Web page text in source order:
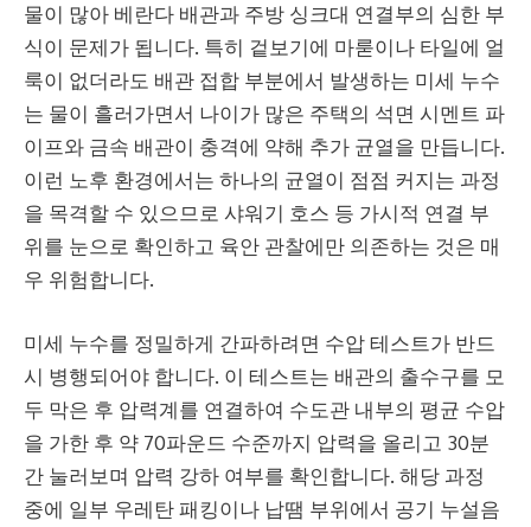
물이 많아 베란다 배관과 주방 싱크대 연결부의 심한 부
식이 문제가 됩니다. 특히 겉보기에 마룯이나 타일에 얼
룩이 없더라도 배관 접합 부분에서 발생하는 미세 누수
는 물이 흘러가면서 나이가 많은 주택의 석면 시멘트 파
이프와 금속 배관이 충격에 약해 추가 균열을 만듭니다.
이런 노후 환경에서는 하나의 균열이 점점 커지는 과정
을 목격할 수 있으므로 샤워기 호스 등 가시적 연결 부
위를 눈으로 확인하고 육안 관찰에만 의존하는 것은 매
우 위험합니다.
미세 누수를 정밀하게 간파하려면 수압 테스트가 반드
시 병행되어야 합니다. 이 테스트는 배관의 출수구를 모
두 막은 후 압력계를 연결하여 수도관 내부의 평균 수압
을 가한 후 약 70파운드 수준까지 압력을 올리고 30분
간 눌러보며 압력 강하 여부를 확인합니다. 해당 과정
중에 일부 우레탄 패킹이나 납땜 부위에서 공기 누설음